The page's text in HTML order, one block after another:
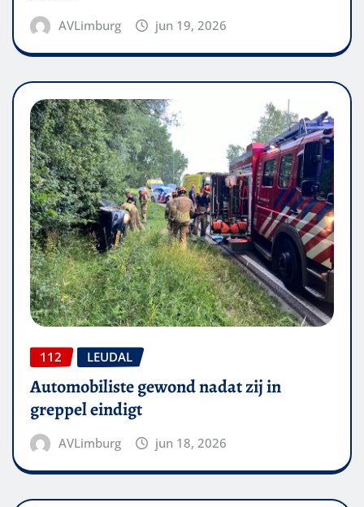
AVLimburg jun 19, 2026
112 LEUDAL
Automobiliste gewond nadat zij in
greppel eindigt
AVLimburg jun 18, 2026